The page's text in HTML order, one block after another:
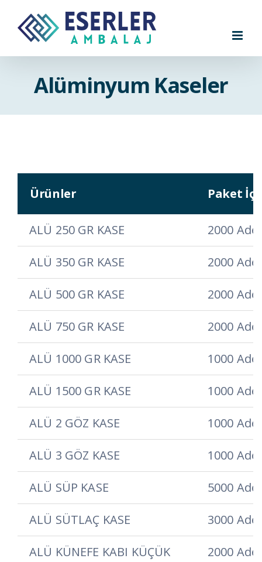
Alüminyum Kaseler
Ürünler Paket
ALÜ 250 GR KASE 2000
ALÜ 350 GR KASE 2000
ALÜ 500 GR KASE 2000
ALÜ 750 GR KASE 2000
ALÜ 1000 GR KASE 1000
ALÜ 1500 GR KASE 1000
ALÜ 2 GÖZ KASE 1000
ALÜ 3 GÖZ KASE 1000
ALÜ SÜP KASE 5000
ALÜ SÜTLAÇ KASE 3000
ALÜ KÜNEFE KABI KÜÇÜK 2000